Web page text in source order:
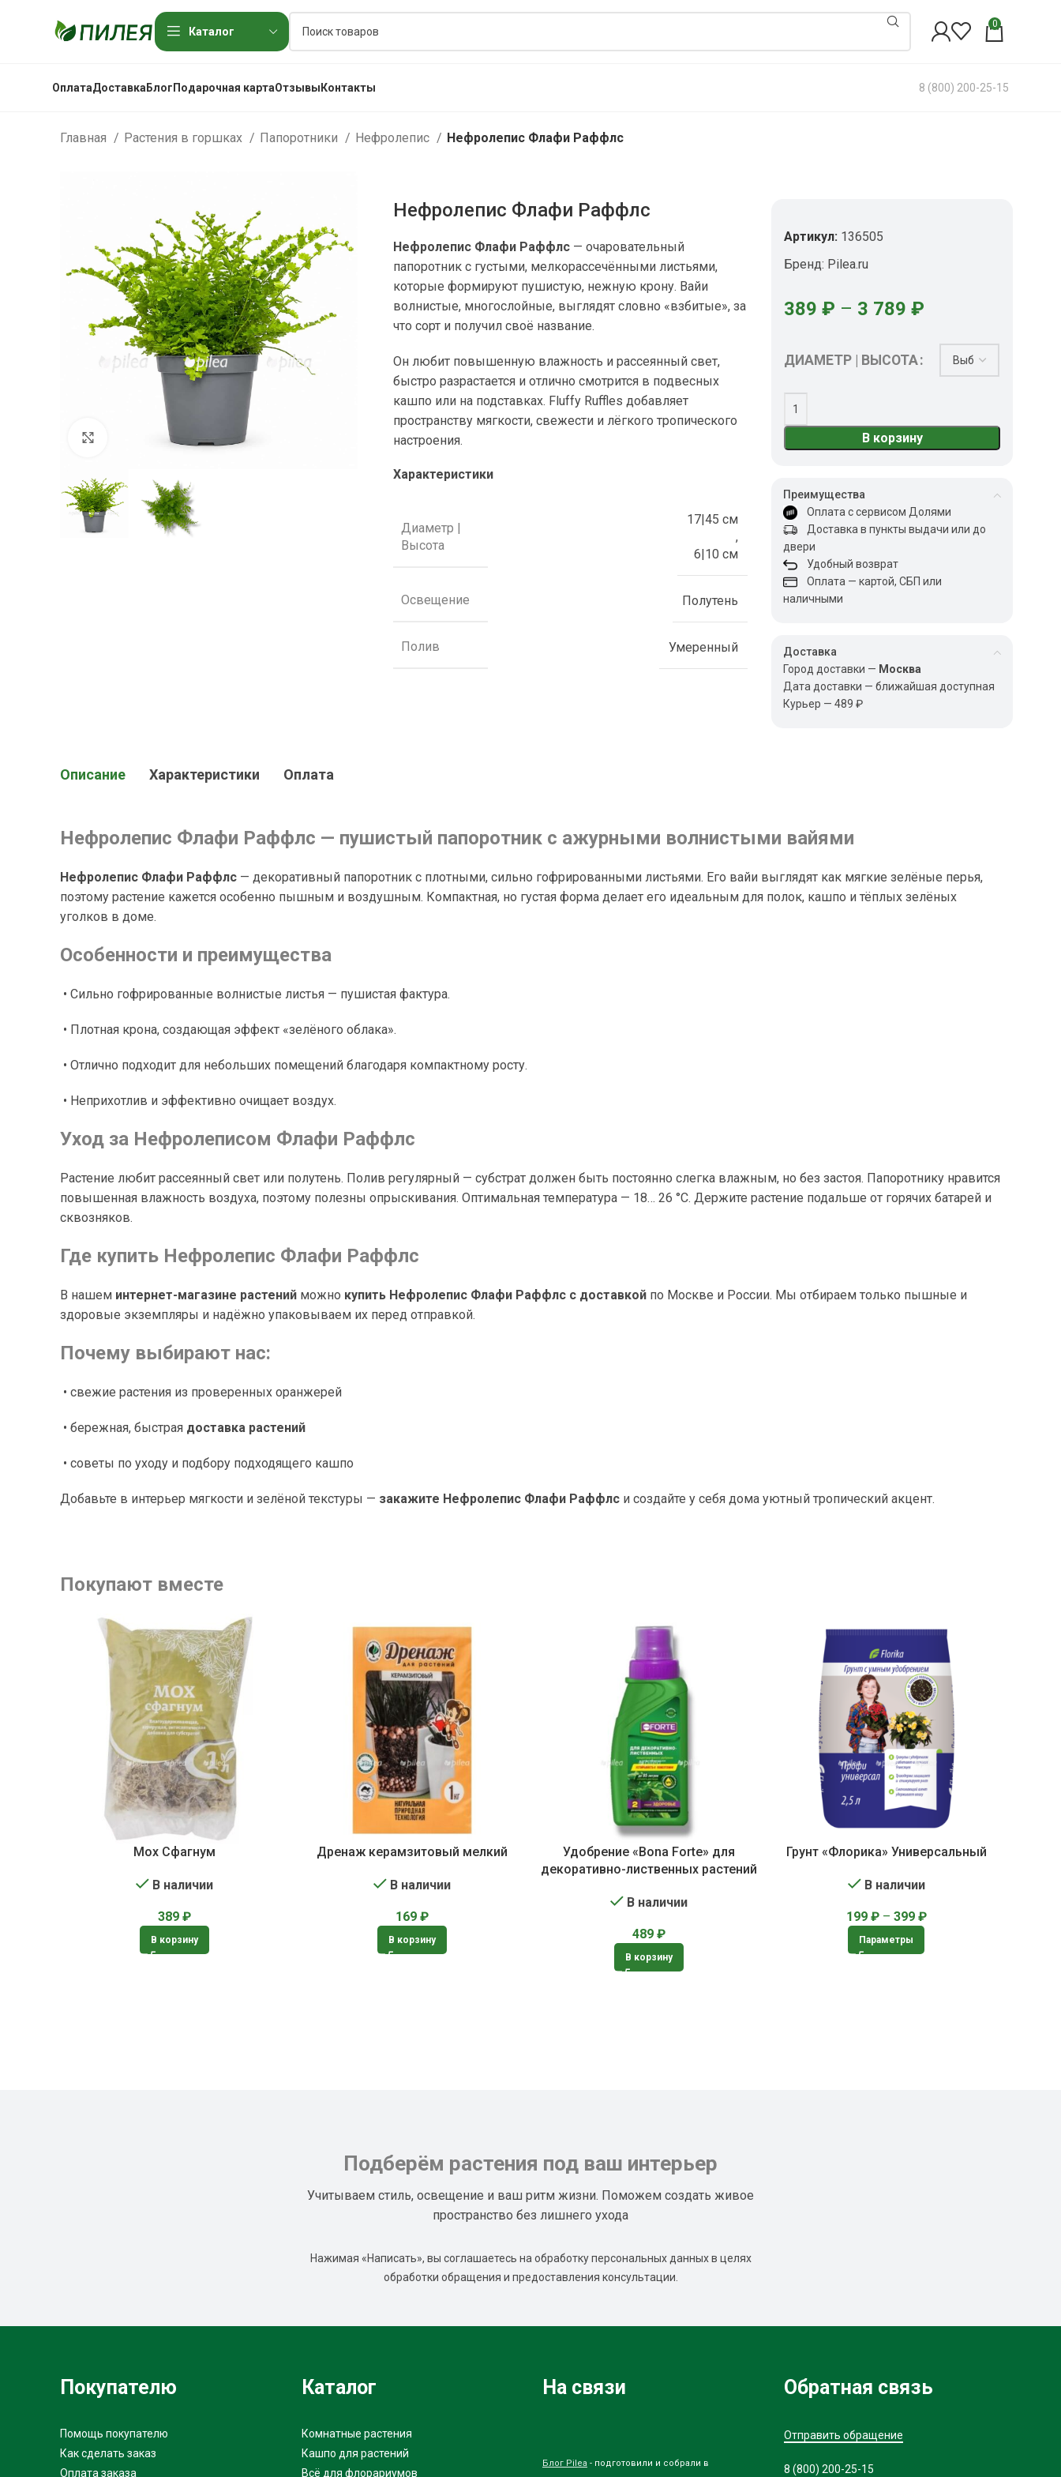
Каталог
0
ОплатаДоставка Блог Подарочная картаОтзывы Контакты 8 (800) 200-25-15
Главная Растения в горшках Папоротники Нефролепис Нефролепис Флафи Раффлс
Нажмите, чтобы увеличить
Нефролепис Флафи Раффлс
Нефролепис Флафи Раффлс — очаровательный
папоротник с густыми, мелкорассечёнными листьями,
которые формируют пушистую, нежную крону. Вайи
волнистые, многослойные, выглядят словно «взбитые», за
что сорт и получил своё название.
Он любит повышенную влажность и рассеянный свет,
быстро разрастается и отлично смотрится в подвесных
кашпо или на подставках. Fluffy Ruffles добавляет
пространству мягкости, свежести и лёгкого тропического
настроения.
Характеристики
Диаметр |
Высота
17|45 см
,
6|10 см
Освещение Полутень
Полив Умеренный
Артикул: 136505
Бренд: Pilea.ru
389₽ – 3 789₽
ДИАМЕТР | ВЫСОТА
В корзину
Преимущества
Оплата с сервисом Долями
Доставка в пункты выдачи или до
двери
Удобный возврат
Оплата — картой, СБП или
наличными
Доставка
Город доставки — Москва
Дата доставки — ближайшая доступная
Курьер — 489 ₽
Описание Характеристики Оплата
Нефролепис Флафи Раффлс — пушистый папоротник с ажурными волнистыми вайями
Нефролепис Флафи Раффлс — декоративный папоротник с плотными, сильно гофрированными листьями. Его вайи выглядят как мягкие зелёные перья,
поэтому растение кажется особенно пышным и воздушным. Компактная, но густая форма делает его идеальным для полок, кашпо и тёплых зелёных
уголков в доме.
Особенности и преимущества
• Сильно гофрированные волнистые листья — пушистая фактура.
• Плотная крона, создающая эффект «зелёного облака».
• Отлично подходит для небольших помещений благодаря компактному росту.
• Неприхотлив и эффективно очищает воздух.
Уход за Нефролеписом Флафи Раффлс
Растение любит рассеянный свет или полутень. Полив регулярный — субстрат должен быть постоянно слегка влажным, но без застоя. Папоротнику нравится
повышенная влажность воздуха, поэтому полезны опрыскивания. Оптимальная температура — 18… 26 °C. Держите растение подальше от горячих батарей и
сквозняков.
Где купить Нефролепис Флафи Раффлс
В нашем интернет-магазине растений можно купить Нефролепис Флафи Раффлс с доставкой по Москве и России. Мы отбираем только пышные и
здоровые экземпляры и надёжно упаковываем их перед отправкой.
Почему выбирают нас:
• свежие растения из проверенных оранжерей
• бережная, быстрая доставка растений
• советы по уходу и подбору подходящего кашпо
Добавьте в интерьер мягкости и зелёной текстуры — закажите Нефролепис Флафи Раффлс и создайте у себя дома уютный тропический акцент.
Покупают вместе
Мох Сфагнум
В наличии
389₽
В корзину
Дренаж керамзитовый мелкий
В наличии
169 ₽
В корзину
Удобрение «Bona Forte» для
декоративно-лиственных растений
В наличии
489₽
В корзину
Грунт «Флорика» Универсальный
В наличии
199 ₽ – 399 ₽
Параметры
Подберём растения под ваш интерьер
Учитываем стиль, освещение и ваш ритм жизни. Поможем создать живое
пространство без лишнего ухода
Нажимая «Написать», вы соглашаетесь на обработку персональных данных в целях
обработки обращения и предоставления консультации.
Покупателю
Помощь покупателю
Как сделать заказ
Оплата заказа
Каталог
Комнатные растения
Кашпо для растений
Всё для флорариумов
На связи
Блог Pilea - подготовили и собрали в
Обратная связь
Отправить обращение
8 (800) 200-25-15